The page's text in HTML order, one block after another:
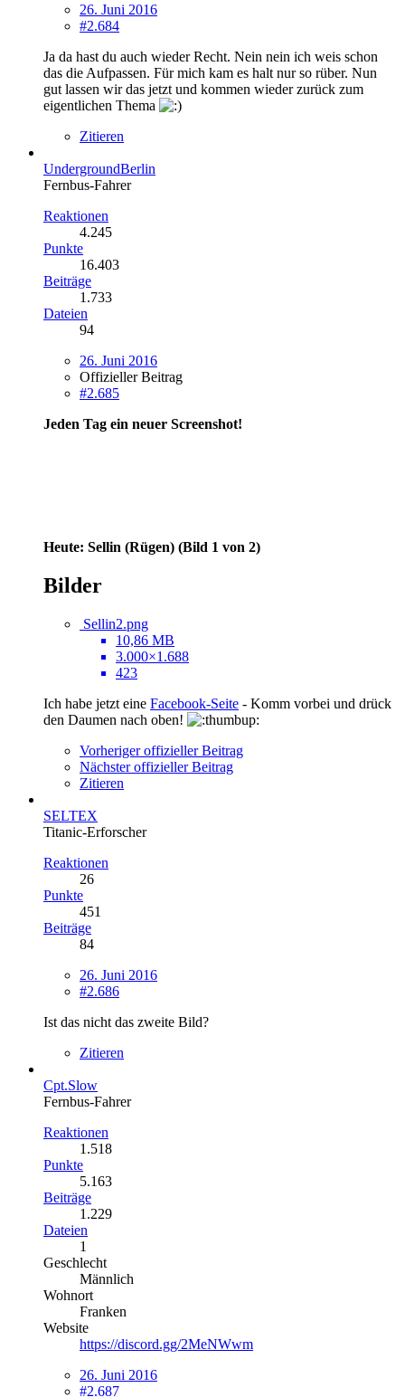
26. Juni 2016
#2.684
Ja da hast du auch wieder Recht. Nein nein ich weis schon
das die Aufpassen. Für mich kam es halt nur so rüber. Nun
gut lassen wir das jetzt und kommen wieder zurück zum
eigentlichen Thema
Zitieren
UndergroundBerlin
Fernbus-Fahrer
Reaktionen
4.245
Punkte
16.403
Beiträge
1.733
Dateien
94
26. Juni 2016
Offizieller Beitrag
#2.685
Jeden Tag ein neuer Screenshot!
Heute: Sellin (Rügen) (Bild 1 von 2)
Bilder
Sellin2.png
10,86 MB
3.000×1.688
423
Ich habe jetzt eine Facebook-Seite - Komm vorbei und drück
den Daumen nach oben!
Vorheriger offizieller Beitrag
Nächster offizieller Beitrag
Zitieren
SELTEX
Titanic-Erforscher
Reaktionen
26
Punkte
451
Beiträge
84
26. Juni 2016
#2.686
Ist das nicht das zweite Bild?
Zitieren
Cpt.Slow
Fernbus-Fahrer
Reaktionen
1.518
Punkte
5.163
Beiträge
1.229
Dateien
1
Geschlecht
Männlich
Wohnort
Franken
Website
https://discord.gg/2MeNWwm
26. Juni 2016
#2.687